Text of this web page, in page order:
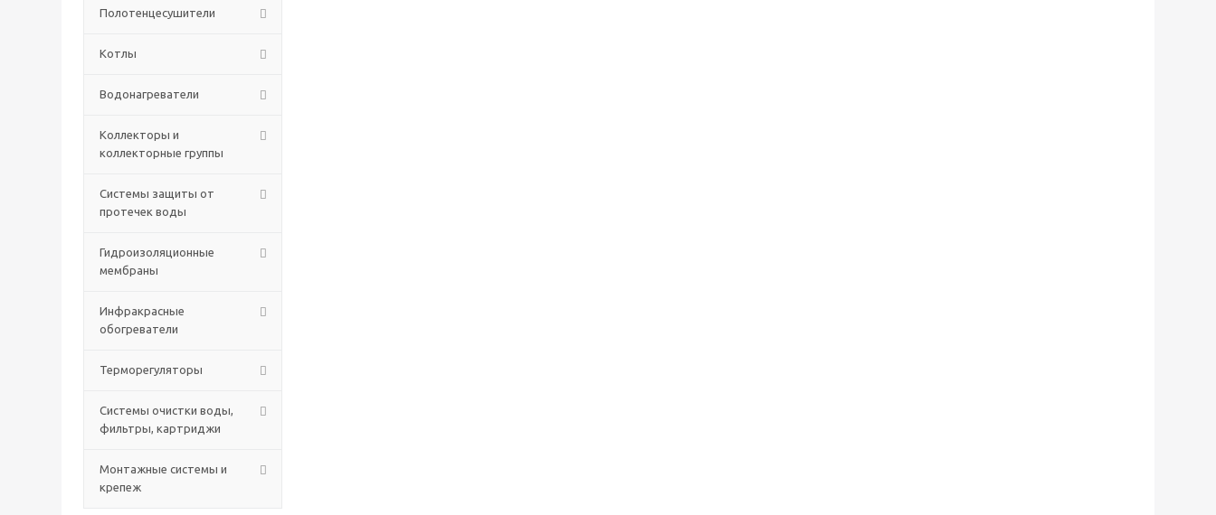
Полотенцесушители
Котлы
Водонагреватели
Коллекторы и
коллекторные группы
Системы защиты от
протечек воды
Гидроизоляционные
мембраны
Инфракрасные
обогреватели
Терморегуляторы
Системы очистки воды,
фильтры, картриджи
Монтажные системы и
крепеж